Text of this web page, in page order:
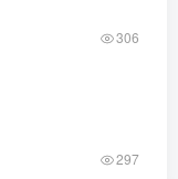
306
297